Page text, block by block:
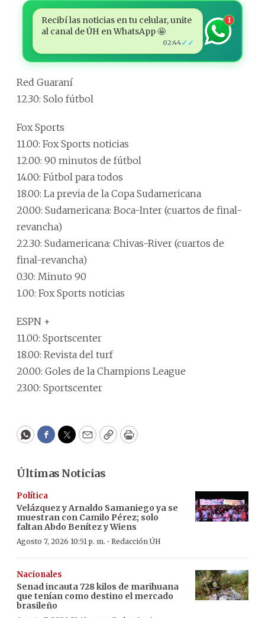
Recibí las noticias en tu celular, unite
al canal de ÚH en WhatsApp 🤩
02:44✓✓
1
Red Guaraní
12.30: Solo fútbol
Fox Sports
11.00: Fox Sports noticias
12.00: 90 minutos de fútbol
14.00: Fútbol para todos
18.00: La previa de la Copa Sudamericana
20.00: Sudamericana: Boca-Inter (cuartos de final-
revancha)
22.30: Sudamericana: Chivas-River (cuartos de
final-revancha)
0.30: Minuto 90
1.00: Fox Sports noticias
ESPN +
11.00: Sportscenter
18.00: Revista del turf
20.00: Goles de la Champions League
23.00: Sportscenter
WhatsApp
Facebook
Twitter
EmailCopyPrint
Últimas Noticias
Política
Velázquez y Arnaldo Samaniego ya se
muestran con Camilo Pérez; solo
faltan Abdo Benítez y Wiens
Agosto 7, 2026 10:51 p. m. · Redacción ÚH
Nacionales
Senad incauta 728 kilos de marihuana
que tenían como destino el mercado
brasileño